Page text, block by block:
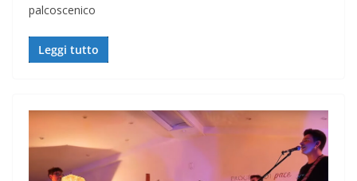
palcoscenico
Leggi tutto